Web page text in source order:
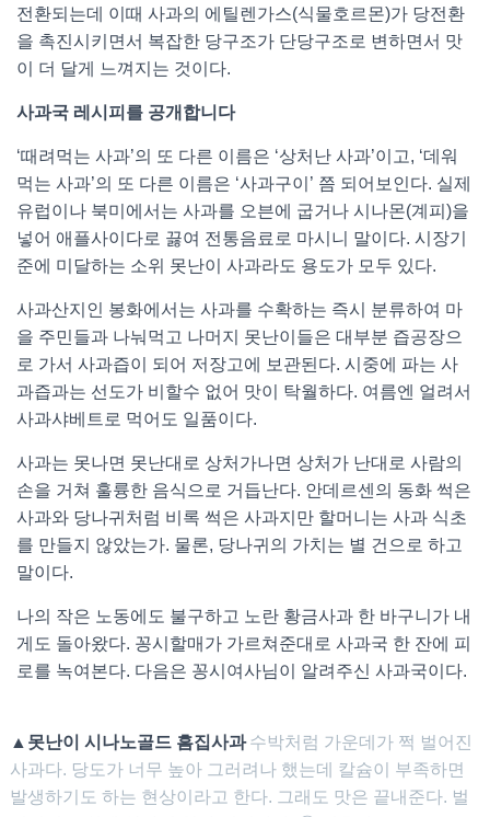
전환되는데 이때 사과의 에틸렌가스(식물호르몬)가 당전환
을 촉진시키면서 복잡한 당구조가 단당구조로 변하면서 맛
이 더 달게 느껴지는 것이다.
사과국 레시피를 공개합니다
‘때려먹는 사과’의 또 다른 이름은 ‘상처난 사과’이고, ‘데워
먹는 사과’의 또 다른 이름은 ‘사과구이’ 쯤 되어보인다. 실제
유럽이나 북미에서는 사과를 오븐에 굽거나 시나몬(계피)을
넣어 애플사이다로 끓여 전통음료로 마시니 말이다. 시장기
준에 미달하는 소위 못난이 사과라도 용도가 모두 있다.
사과산지인 봉화에서는 사과를 수확하는 즉시 분류하여 마
을 주민들과 나눠먹고 나머지 못난이들은 대부분 즙공장으
로 가서 사과즙이 되어 저장고에 보관된다. 시중에 파는 사
과즙과는 선도가 비할수 없어 맛이 탁월하다. 여름엔 얼려서
사과샤베트로 먹어도 일품이다.
사과는 못나면 못난대로 상처가나면 상처가 난대로 사람의
손을 거쳐 훌륭한 음식으로 거듭난다. 안데르센의 동화 썩은
사과와 당나귀처럼 비록 썩은 사과지만 할머니는 사과 식초
를 만들지 않았는가. 물론, 당나귀의 가치는 별 건으로 하고
말이다.
나의 작은 노동에도 불구하고 노란 황금사과 한 바구니가 내
게도 돌아왔다. 꽁시할매가 가르쳐준대로 사과국 한 잔에 피
로를 녹여본다. 다음은 꽁시여사님이 알려주신 사과국이다.
▲못난이 시나노골드 흠집사과 수박처럼 가운데가 쩍 벌어진
사과다. 당도가 너무 높아 그러려나 했는데 칼슘이 부족하면
발생하기도 하는 현상이라고 한다. 그래도 맛은 끝내준다. 벌